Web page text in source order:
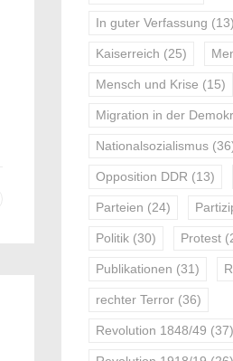
In guter Verfassung (13)
Kaiserreich (25)
Mensch und Krise (15)
Migration in der
Nationalsozialismus
Opposition DDR (13)
Parteien (24)
Politik (30) Protest
Publikationen (31)
rechter Terror (36)
Revolution 1848/49 (37)